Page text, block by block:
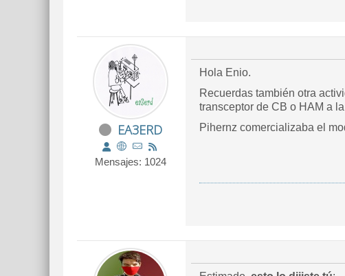
EA3ERD
Mensajes: 1024
Hola Enio.
Recuerdas también otra
transceptor de CB o HAM a
Pihernz comercializaba el